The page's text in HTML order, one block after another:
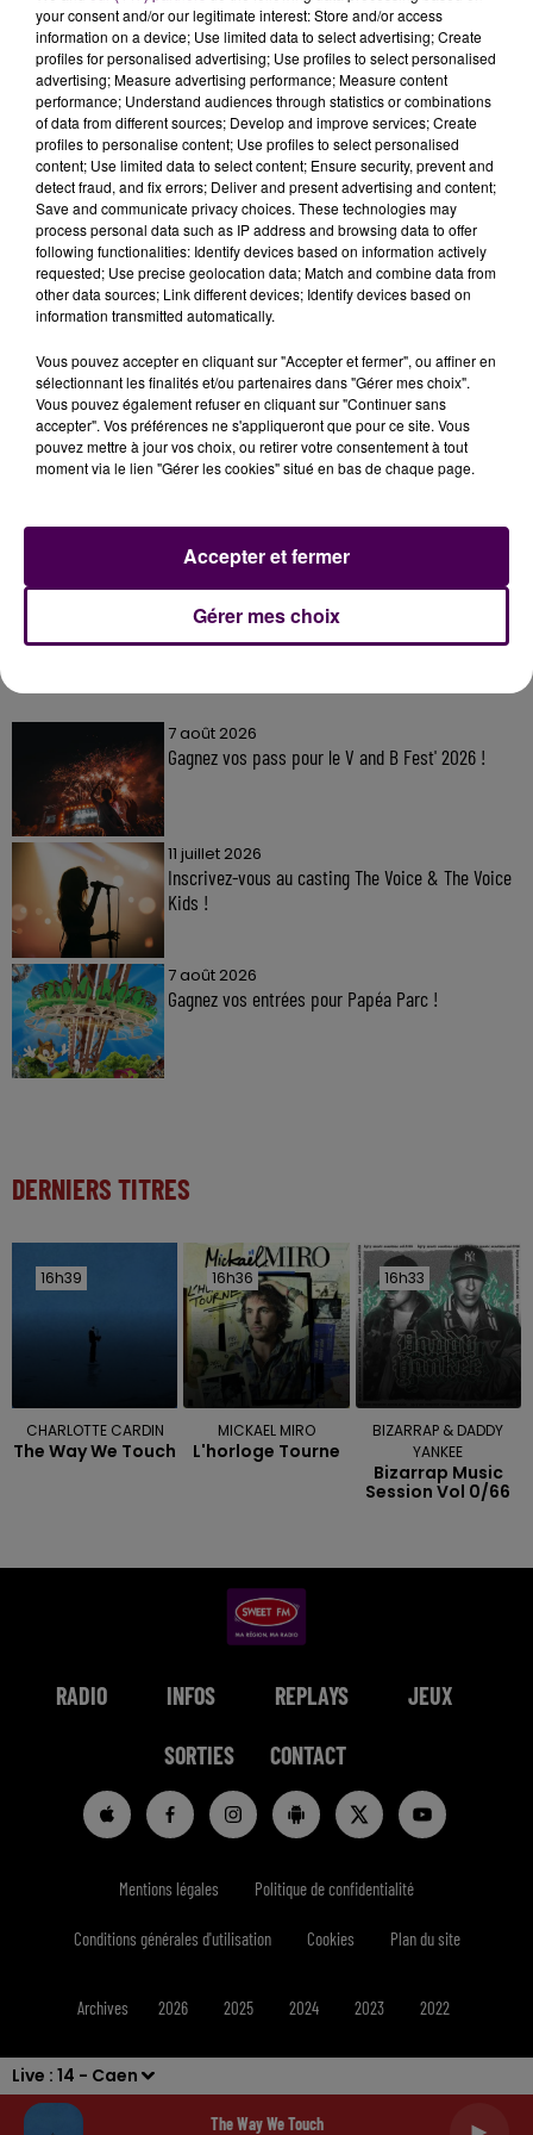
Live : 14 - Caen
The Way We Touch
d'identité et leur carte vitale. On recherche du
personnel en35 heures par semaine du lundi au
samedi pour tout le mois de septembre au
minimumdans les vergers à Oizé ou à Villaines-
sous-Malicorne, sachant que les conditions météo
peuvent obliger à modifier les dates de récolte". La
Maison Leroy fait savoir qu'une pièce est réservée aux
saisonniers pour les repas du midi, mais qu'il n'y a
pasd'hébergement possible au sein de l'exploitation.
Outre la journée de recrutement physique,il est au
possible d’envoyer candidature, CV et dates de
disponibilités via internetà l'adresse rh@maison-
leroy.fr.
7 août 2026
Gagnez vos pass pour le V and B Fest' 2026 !
11 juillet 2026
Inscrivez-vous au casting The Voice & The Voice
Kids !
7 août 2026
Gagnez vos entrées pour Papéa Parc !
DERNIERS TITRES
16h39
16h39
CHARLOTTE CARDIN
The Way We Touch
16h36
16h36
MICKAEL MIRO
L'horloge Tourne
16h33
16h33
BIZARRAP & DADDY
YANKEE
Bizarrap Music
Session Vol 0/66
RADIO INFOS REPLAYS JEUX
SORTIES CONTACT
Mentions légales Politique de confidentialité
Conditions générales d'utilisation Cookies Plan du site
Archives 2026 2025 2024 2023 2022
your consent and/or our legitimate interest: Store and/or access
information on a device; Use limited data to select advertising; Create
profiles for personalised advertising; Use profiles to select personalised
advertising; Measure advertising performance; Measure content
performance; Understand audiences through statistics or combinations
of data from different sources; Develop and improve services; Create
profiles to personalise content; Use profiles to select personalised
content; Use limited data to select content; Ensure security, prevent and
detect fraud, and fix errors; Deliver and present advertising and content;
Save and communicate privacy choices. These technologies may
process personal data such as IP address and browsing data to offer
following functionalities: Identify devices based on information actively
requested; Use precise geolocation data; Match and combine data from
other data sources; Link different devices; Identify devices based on
information transmitted automatically.
Vous pouvez accepter en cliquant sur "Accepter et fermer", ou affiner en
sélectionnant les finalités et/ou partenaires dans "Gérer mes choix".
Vous pouvez également refuser en cliquant sur "Continuer sans
accepter". Vos préférences ne s'appliqueront que pour ce site. Vous
pouvez mettre à jour vos choix, ou retirer votre consentement à tout
moment via le lien "Gérer les cookies" situé en bas de chaque page.
Gérer mes choix
Accepter et fermer